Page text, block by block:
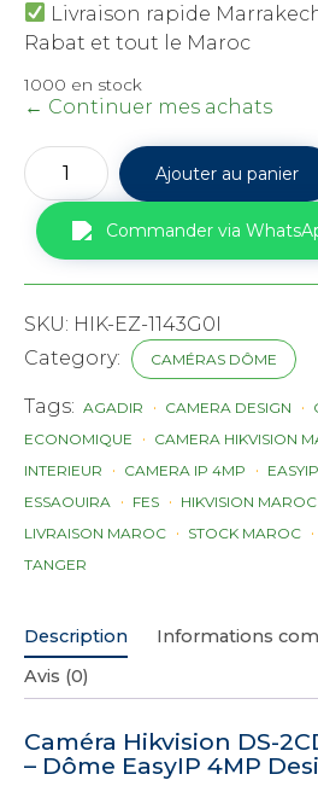
Livraison rapide
Rabat et tout le Maroc
1000 en stock
← Continuer mes achats
quantité
de
Caméra
Hikvision
EasyIP
2CD1143G0-
4MP
Dôme
Ajouter au panier
Commander via
SKU: HIK-EZ-1143G0I
Category:
CAMÉRAS DÔME
Tags: AGADIR CAMERA DESIGN
ECONOMIQUE
CAMERA HIKVISION
INTERIEUR
CAMERA IP 4MP
ESSAOUIRA
FES HIKVISION MAROC
LIVRAISON MAROC
STOCK MAROC
TANGER
Description
Informations
Avis (0)
Caméra Hikvision DS-
– Dôme EasyIP 4MP